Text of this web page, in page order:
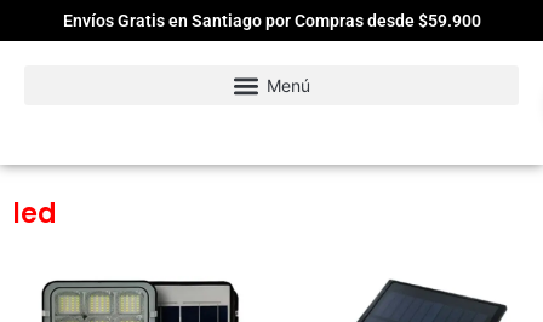
Envíos Gratis en Santiago por Compras desde $59.900
led